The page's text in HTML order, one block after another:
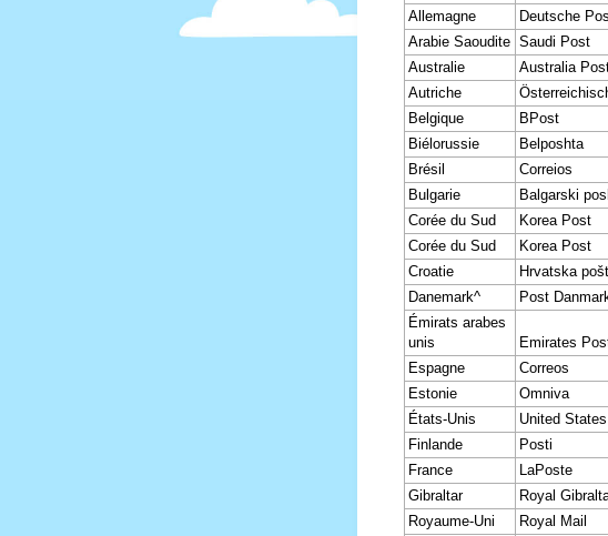
Allemagne
Deutsche
Arabie Saoudite Saudi Post
Australie
Australia
Autriche
Belgique
BPost
Biélorussie
Belposhta
Brésil
Correios
Bulgarie
Balgarski
Corée du Sud
Korea Post
Corée du Sud
Korea Post
Croatie
Hrvatska
Danemark^
Post
Émirats arabes
unis
Emirates
Espagne
Correos
Estonie
Omniva
États-Unis
United
Finlande
Posti
France
LaPoste
Gibraltar
Royal
Royaume-Uni
Royal Mail